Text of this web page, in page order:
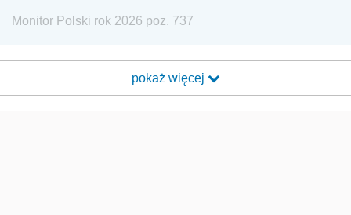
Monitor Polski rok 2026 poz. 737
pokaż więcej